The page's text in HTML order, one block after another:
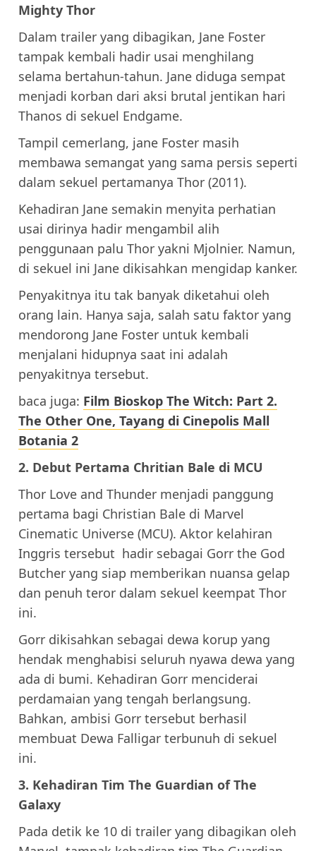
Mighty Thor
Dalam trailer yang dibagikan, Jane Foster
tampak kembali hadir usai menghilang
selama bertahun-tahun. Jane diduga sempat
menjadi korban dari aksi brutal jentikan hari
Thanos di sekuel Endgame.
Tampil cemerlang, jane Foster masih
membawa semangat yang sama persis seperti
dalam sekuel pertamanya Thor (2011).
Kehadiran Jane semakin menyita perhatian
usai dirinya hadir mengambil alih
penggunaan palu Thor yakni Mjolnier. Namun,
di sekuel ini Jane dikisahkan mengidap kanker.
Penyakitnya itu tak banyak diketahui oleh
orang lain. Hanya saja, salah satu faktor yang
mendorong Jane Foster untuk kembali
menjalani hidupnya saat ini adalah
penyakitnya tersebut.
baca juga: Film Bioskop The Witch: Part 2.
The Other One, Tayang di Cinepolis Mall
Botania 2
2. Debut Pertama Chritian Bale di MCU
Thor Love and Thunder menjadi panggung
pertama bagi Christian Bale di Marvel
Cinematic Universe (MCU). Aktor kelahiran
Inggris tersebut hadir sebagai Gorr the God
Butcher yang siap memberikan nuansa gelap
dan penuh teror dalam sekuel keempat Thor
ini.
Gorr dikisahkan sebagai dewa korup yang
hendak menghabisi seluruh nyawa dewa yang
ada di bumi. Kehadiran Gorr menciderai
perdamaian yang tengah berlangsung.
Bahkan, ambisi Gorr tersebut berhasil
membuat Dewa Falligar terbunuh di sekuel
ini.
3. Kehadiran Tim The Guardian of The
Galaxy
Pada detik ke 10 di trailer yang dibagikan oleh